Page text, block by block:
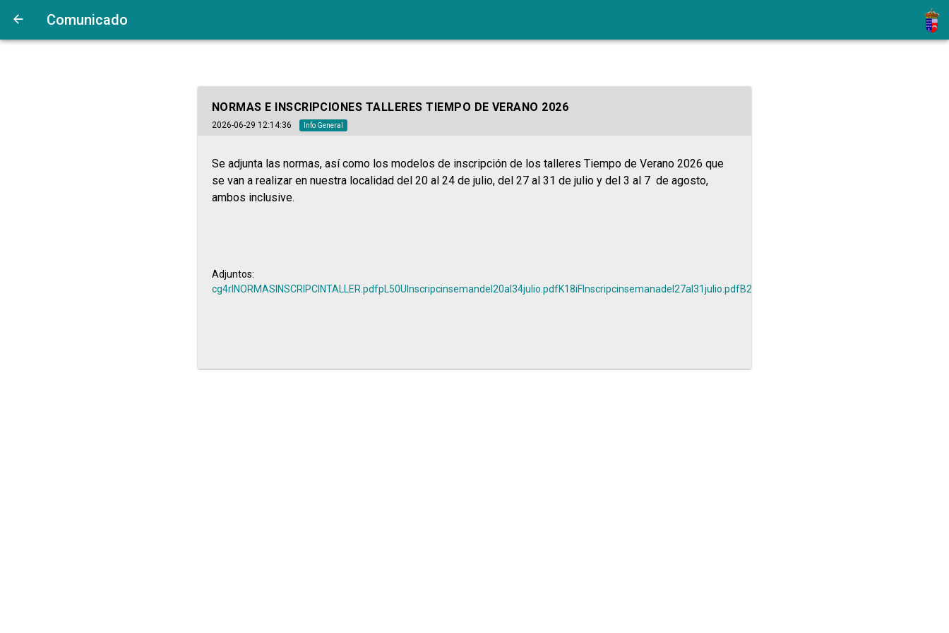
Comunicado
NORMAS E INSCRIPCIONES TALLERES TIEMPO DE VERANO 2026
2026-06-29 12:14:36 Info General
Se adjunta las normas, así como los modelos de inscripción de los talleres Tiempo de Verano 2026 que
se van a realizar en nuestra localidad del 20 al 24 de julio, del 27 al 31 de julio y del 3 al 7 de agosto,
ambos inclusive.
Adjuntos:
cg4rlNORMASINSCRIPCINTALLER.pdfpL50UInscripcinsemandel20al34julio.pdfK18iFInscripcinsemanadel27al31julio.pdfB2B1QInscripcinsemanadel3al7agosto.pdf